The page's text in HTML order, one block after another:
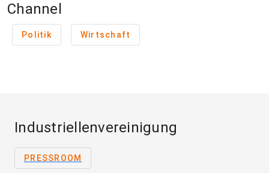
Channel
Politik Wirtschaft
Industriellenvereinigung
PRESSROOM